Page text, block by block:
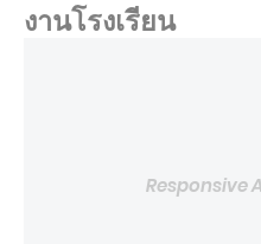
งานโรงเรียน
Responsive